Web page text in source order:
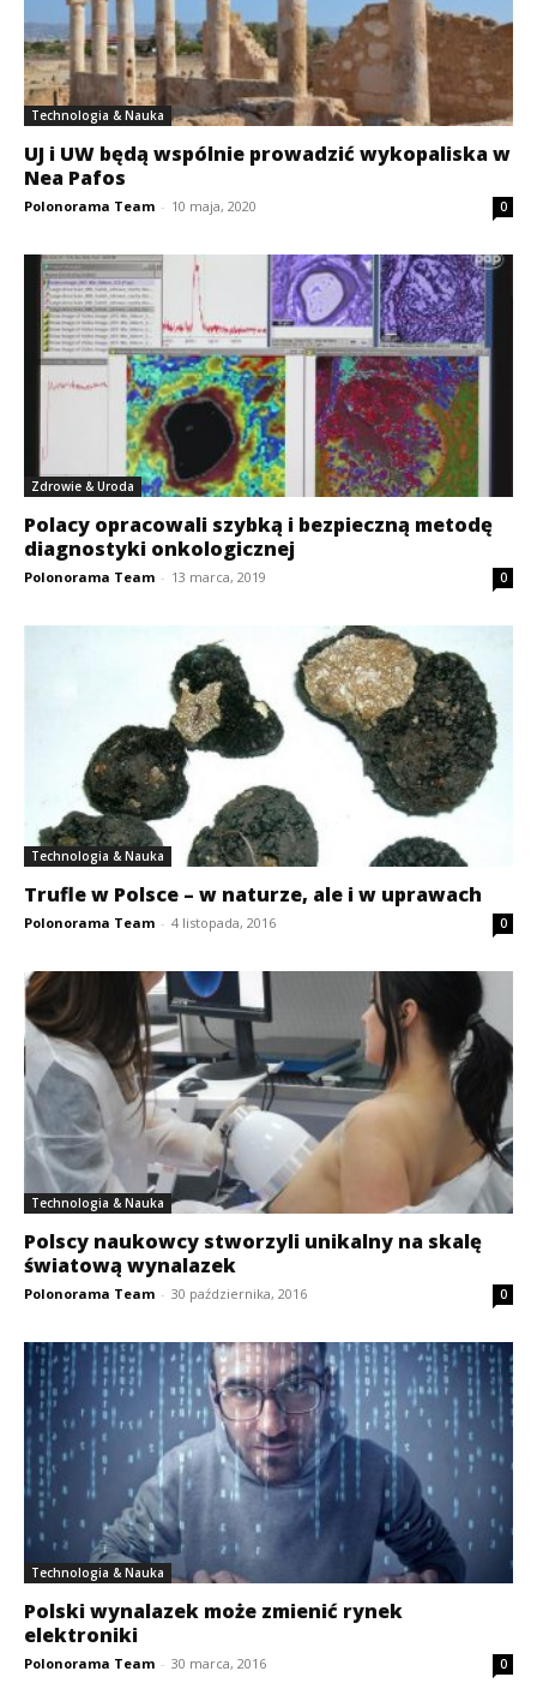
Technologia & Nauka
UJ i UW będą wspólnie prowadzić wykopaliska w
Nea Pafos
Polonorama Team - 10 maja, 2020 0
Zdrowie & Uroda
Polacy opracowali szybką i bezpieczną metodę
diagnostyki onkologicznej
Polonorama Team - 13 marca, 2019 0
Technologia & Nauka
Trufle w Polsce – w naturze, ale i w uprawach
Polonorama Team - 4 listopada, 2016 0
Technologia & Nauka
Polscy naukowcy stworzyli unikalny na skalę
światową wynalazek
Polonorama Team - 30 października, 2016 0
Technologia & Nauka
Polski wynalazek może zmienić rynek
elektroniki
Polonorama Team - 30 marca, 2016 0